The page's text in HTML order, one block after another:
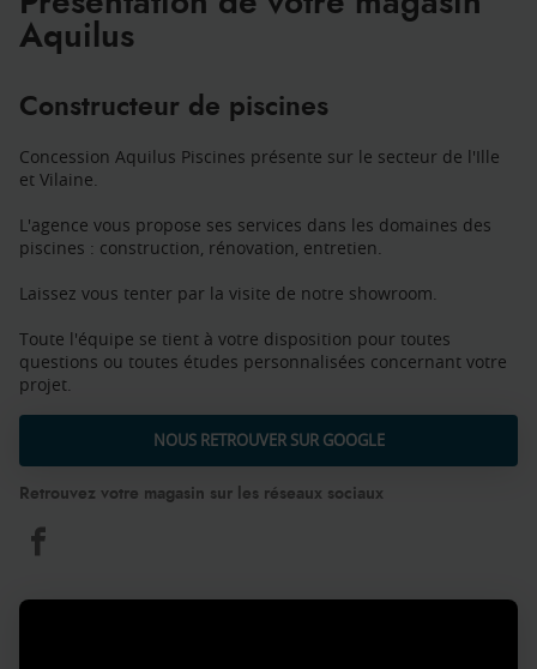
Aquilus
Constructeur de piscines
Concession Aquilus Piscines présente sur le secteur de l'Ille
et Vilaine.
L'agence vous propose ses services dans les domaines des
piscines : construction, rénovation, entretien.
Laissez vous tenter par la visite de notre showroom.
Toute l'équipe se tient à votre disposition pour toutes
questions ou toutes études personnalisées concernant votre
projet.
NOUS RETROUVER SUR GOOGLE
Retrouvez votre magasin sur les réseaux sociaux
Aquilus
Piscines